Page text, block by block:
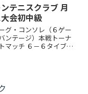
テニスクラブ 月
会初中級
グ・コンソレ（６ゲー
ンテージ）本戦トーナ
マッチ ６－６タイブレ